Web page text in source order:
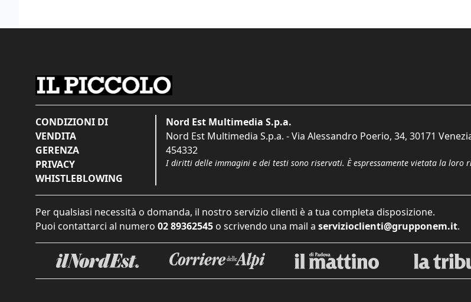
CONDIZIONI DI
VENDITA
GERENZA
PRIVACY
WHISTLEBLOWING
Nord Est Multimedia S.p.a.
Nord Est Multimedia S.p.a. - Via Alessandro Poerio, 34, 30171
454332
I diritti delle immagini e dei testi sono riservati. È espressamente vietata la loro
Per qualsiasi necessità o domanda, il nostro servizio clienti è a tua completa disposizione.
Puoi contattarci al numero 02 89362545 o scrivendo una mail a servizioclienti@grupponem.it.